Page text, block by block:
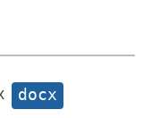
docx